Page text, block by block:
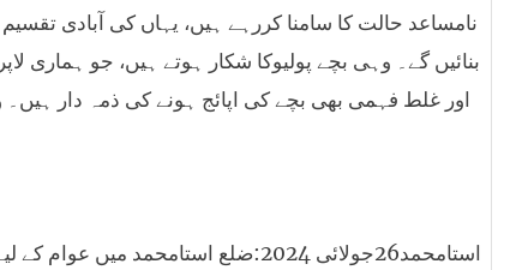
نامساعد حالت کا سامنا کررہے ہیں، یہاں کی آبادی
بنائیں گے۔ وہی بچے پولیوکا شکار ہوتے ہیں، جو
اور غلط فہمی بھی بچے کی اپائج ہونے کی ذمہ دار ہیں۔
استامحمد26جولائی 2024:ضلع